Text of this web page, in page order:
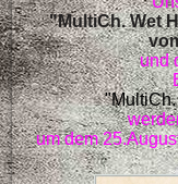
"MultiCh. Wet
und
um dem